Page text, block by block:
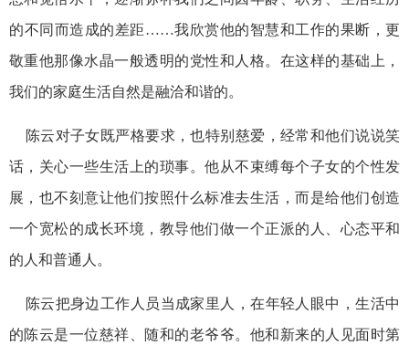
的不同而造成的差距……我欣赏他的智慧和工作的果断，更
敬重他那像水晶一般透明的党性和人格。在这样的基础上，
我们的家庭生活自然是融洽和谐的。
陈云对子女既严格要求，也特别慈爱，经常和他们说说笑
话，关心一些生活上的琐事。他从不束缚每个子女的个性发
展，也不刻意让他们按照什么标准去生活，而是给他们创造
一个宽松的成长环境，教导他们做一个正派的人、心态平和
的人和普通人。
陈云把身边工作人员当成家里人，在年轻人眼中，生活中
的陈云是一位慈祥、随和的老爷爷。他和新来的人见面时第